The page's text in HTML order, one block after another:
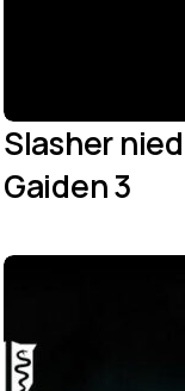
Slasher
Gaiden 3